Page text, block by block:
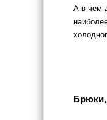
А в чем
Брюки,